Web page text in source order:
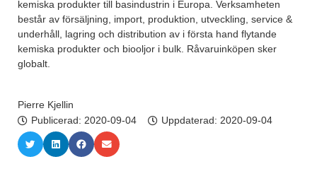
kemiska produkter till basindustrin i Europa. Verksamheten
består av försäljning, import, produktion, utveckling, service &
underhåll, lagring och distribution av i första hand flytande
kemiska produkter och biooljor i bulk. Råvaruinköpen sker
globalt.
Pierre Kjellin
Publicerad: 2020-09-04 Uppdaterad: 2020-09-04